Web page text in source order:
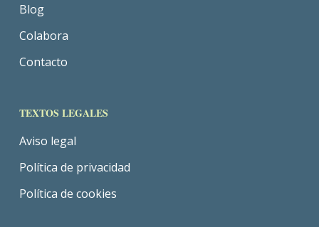
Blog
Colabora
Contacto
TEXTOS LEGALES
Aviso legal
Política de privacidad
Política de cookies